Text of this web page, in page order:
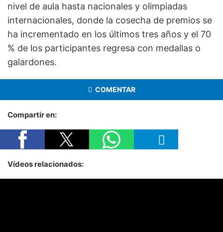
nivel de aula hasta nacionales y olimpiadas
internacionales, donde la cosecha de premios se
ha incrementado en los últimos tres años y el 70
% de los participantes regresa con medallas o
galardones.
COMENTAR
Compartir en:
Vídeos relacionados: